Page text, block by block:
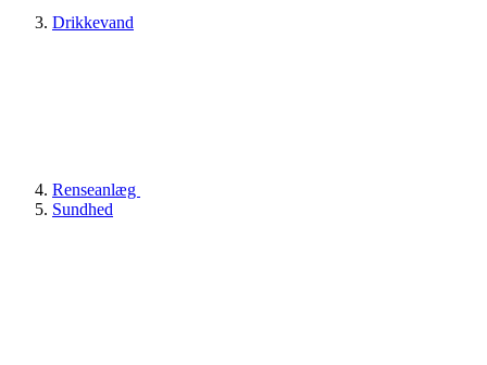
Drikkevand
Renseanlæg
Sundhed